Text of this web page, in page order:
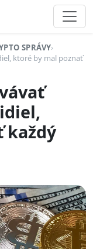
SPRÁVY›
ktoré by mal poznať
každý